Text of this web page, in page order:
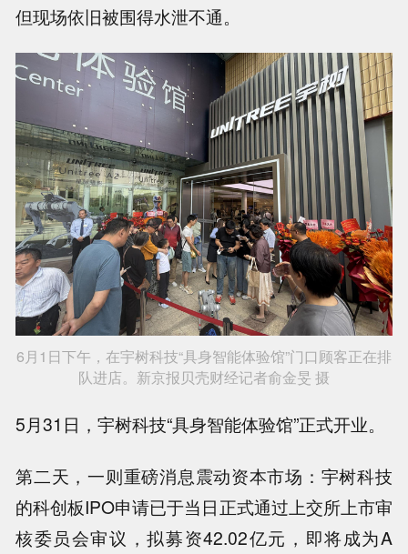
但现场依旧被围得水泄不通。
6月1日下午，在宇树科技“具身智能体验馆”门口顾客正在排
队进店。新京报贝壳财经记者俞金旻 摄
5月31日，宇树科技“具身智能体验馆”正式开业。
第二天，一则重磅消息震动资本市场：宇树科技
的科创板IPO申请已于当日正式通过上交所上市审
核委员会审议，拟募资42.02亿元，即将成为A